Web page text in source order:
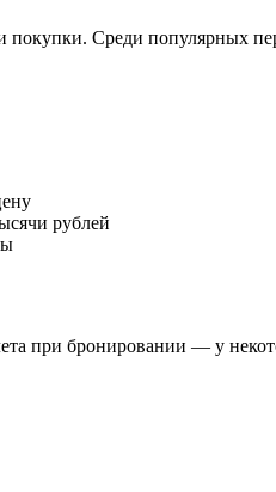
покупки. Среди
рублей
при бронировании — у